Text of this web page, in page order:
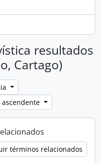
resultados
Cartago)
términos relacionados